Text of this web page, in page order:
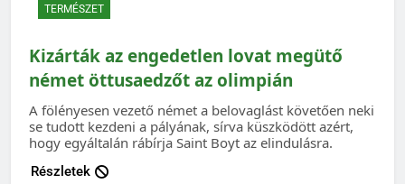
TERMÉSZET
Kizárták az engedetlen lovat megütő
német öttusaedzőt az olimpián
A fölényesen vezető német a belovaglást követően neki
se tudott kezdeni a pályának, sírva küszködött azért,
hogy egyáltalán rábírja Saint Boyt az elindulásra.
Részletek